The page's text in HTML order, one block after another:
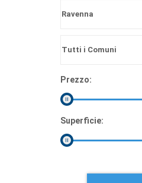
Prezzo:
Superficie: